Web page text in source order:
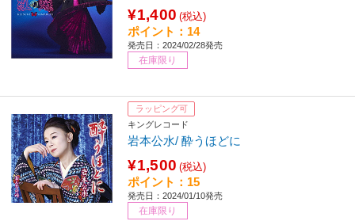
¥1,400 (税込)
ポイント：14
発売日：2024/02/28発売
在庫限り
ラッピング可
キングレコード
岩本公水/ 酔うほどに
¥1,500 (税込)
ポイント：15
発売日：2024/01/10発売
在庫限り